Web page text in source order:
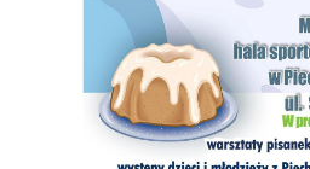
Ochrona środowiska